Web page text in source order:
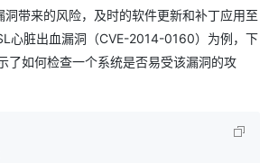
洞带来的风险，及时的软件更新和补丁应用至
心脏出血漏洞（CVE-2014-0160）为例，下
了如何检查一个系统是否易受该漏洞的攻